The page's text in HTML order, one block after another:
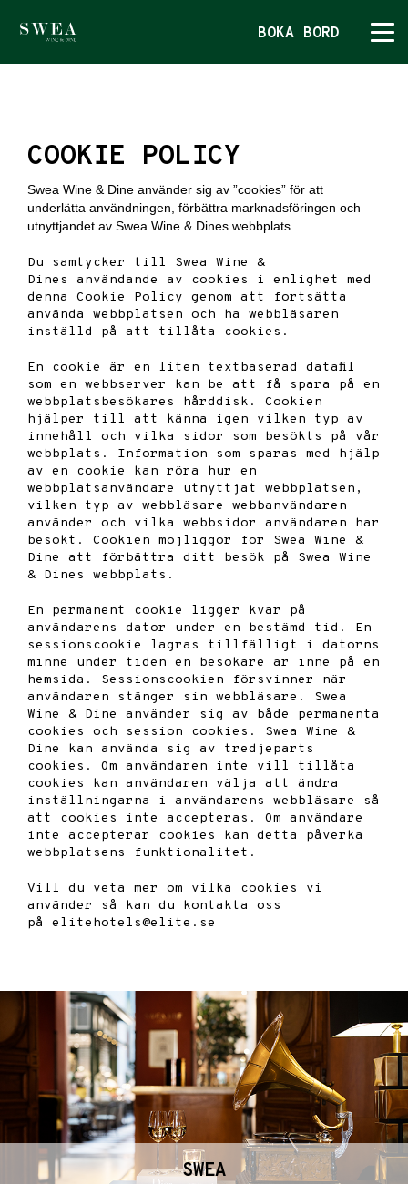
BOKA BORD
DINING BY AMEX
KONTAKTA OSS
OM OSS
GALLERI
ÖVRIGT
COOKIE POLICY
Swea Wine & Dine använder sig av ”cookies” för att
underlätta användningen, förbättra marknadsföringen och
utnyttjandet av Swea Wine & Dines webbplats.
Du samtycker till Swea Wine &
Dines användande av cookies i enlighet med
denna Cookie Policy genom att fortsätta
använda webbplatsen och ha webbläsaren
inställd på att tillåta cookies.
En cookie är en liten textbaserad datafil
som en webbserver kan be att få spara på en
webbplatsbesökares hårddisk. Cookien
hjälper till att känna igen vilken typ av
innehåll och vilka sidor som besökts på vår
webbplats. Information som sparas med hjälp
av en cookie kan röra hur en
webbplatsanvändare utnyttjat webbplatsen,
vilken typ av webbläsare webbanvändaren
använder och vilka webbsidor användaren har
besökt. Cookien möjliggör för Swea Wine &
Dine att förbättra ditt besök på Swea Wine
& Dines webbplats.
En permanent cookie ligger kvar på
användarens dator under en bestämd tid. En
sessionscookie lagras tillfälligt i datorns
minne under tiden en besökare är inne på en
hemsida. Sessionscookien försvinner när
användaren stänger sin webbläsare. Swea
Wine & Dine använder sig av både permanenta
cookies och session cookies. Swea Wine &
Dine kan använda sig av tredjeparts
cookies. Om användaren inte vill tillåta
cookies kan användaren välja att ändra
inställningarna i användarens webbläsare så
att cookies inte accepteras. Om användare
inte accepterar cookies kan detta påverka
webbplatsens funktionalitet.
Vill du veta mer om vilka cookies vi
använder så kan du kontakta oss
på elitehotels@elite.se
SWEA